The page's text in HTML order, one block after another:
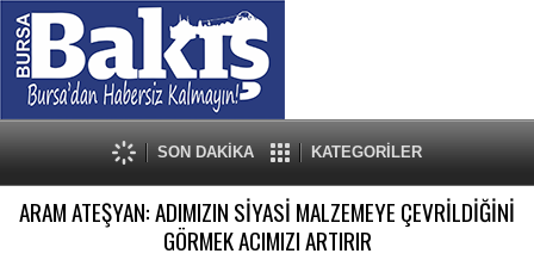
SON DAKİKA KATEGORİLER
ARAM ATEŞYAN: ADIMIZIN SİYASİ MALZEMEYE ÇEVRİLDİĞİNİ
GÖRMEK ACIMIZI ARTIRIR